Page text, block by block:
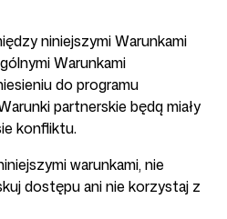
niniejszymi Warunkami
Warunkami
do programu
partnerskie będą miały
konfliktu.
warunkami, nie
dostępu ani nie korzystaj z